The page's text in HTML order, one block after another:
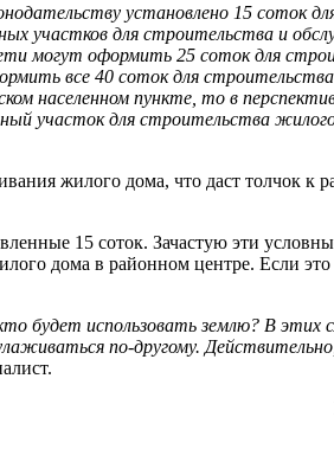
установлено 15 соток
участков для строительства и
могут оформить 25 соток для
все 40 соток для
населенном пункте, то в
участок для строительства
жилого дома, что даст толчок к
15 соток. Зачастую эти
дома в районном центре. Если
будет использовать землю? В этих
по-другому.